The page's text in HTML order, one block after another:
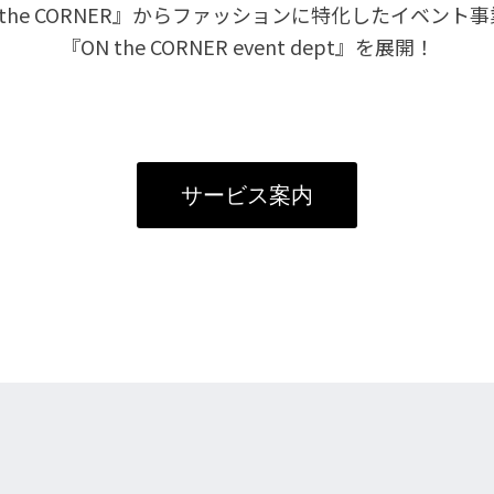
CORNER』からファッションに特化したイベント
『ON the CORNER event dept』を展開！
サービス案内